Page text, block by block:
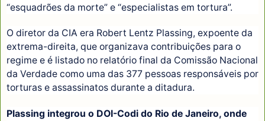
“esquadrões da morte” e “especialistas em tortura”.
O diretor da CIA era Robert Lentz Plassing, expoente da
extrema-direita, que organizava contribuições para o
regime e é listado no relatório final da Comissão Nacional
da Verdade como uma das 377 pessoas responsáveis por
torturas e assassinatos durante a ditadura.
Plassing integrou o DOI-Codi do Rio de Janeiro, onde